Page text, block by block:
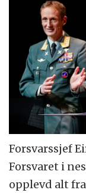
Forsvarssjef
Forsvaret i
opplevd alt